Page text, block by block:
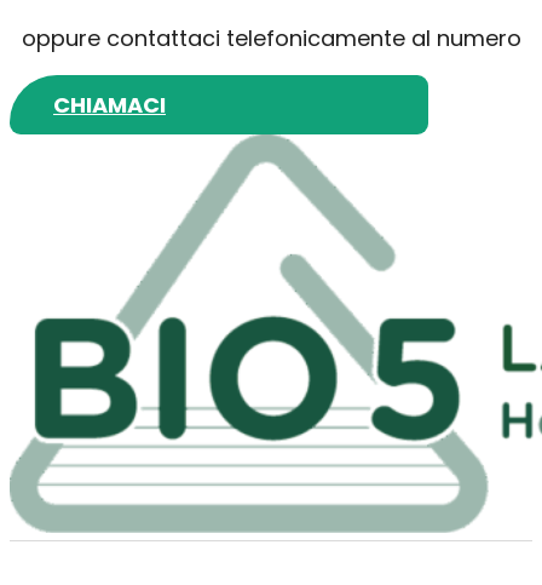
oppure contattaci telefonicamente al numero
CHIAMACI